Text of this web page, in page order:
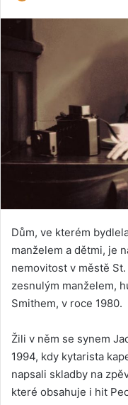
Dům, ve kterém
manželem a dětmi, je
nemovitost v městě
zesnulým manželem,
Smithem, v roce 1980.
Žili v něm se synem
1994, kdy kytarista
napsali skladby na
které obsahuje i hit